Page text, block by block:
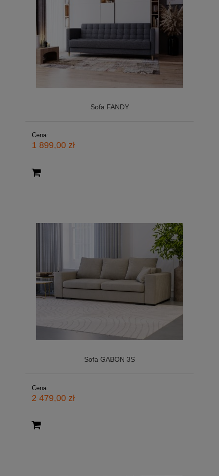
Sofa FANDY
Cena:
1 899,00 zł
Sofa GABON 3S
Cena:
2 479,00 zł